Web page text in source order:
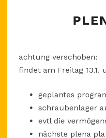
achtung verschoben:
findet am Freitag 13.1.
geplantes
schraubenlager
evtl die
nächste plena